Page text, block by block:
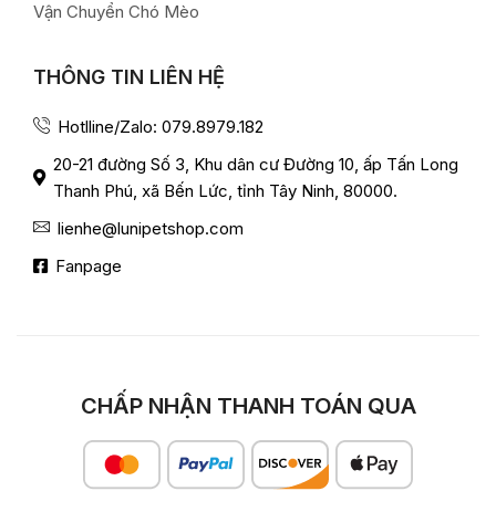
Vận Chuyển Chó Mèo
THÔNG TIN LIÊN HỆ
Hotlline/Zalo: 079.8979.182
20-21 đường Số 3, Khu dân cư Đường 10, ấp Tấn Long
Thanh Phú, xã Bến Lức, tỉnh Tây Ninh, 80000.
lienhe@lunipetshop.com
Fanpage
CHẤP NHẬN THANH TOÁN QUA